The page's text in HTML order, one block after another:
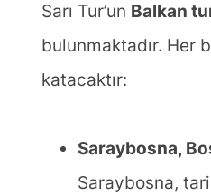
Sarı Tur’un Balkan
bulunmaktadır. Her
katacaktır:
Saraybosna,
Saraybosna,